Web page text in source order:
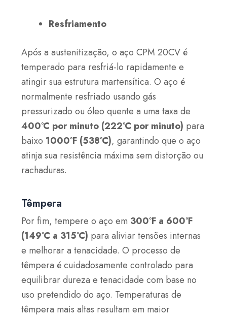
Resfriamento
Após a austenitização, o aço CPM 20CV é
temperado para resfriá-lo rapidamente e
atingir sua estrutura martensítica. O aço é
normalmente resfriado usando gás
pressurizado ou óleo quente a uma taxa de
400°C por minuto (222°C por minuto) para
baixo 1000°F (538°C), garantindo que o aço
atinja sua resistência máxima sem distorção ou
rachaduras.
Têmpera
Por fim, tempere o aço em 300°F a 600°F
(149°C a 315°C) para aliviar tensões internas
e melhorar a tenacidade. O processo de
têmpera é cuidadosamente controlado para
equilibrar dureza e tenacidade com base no
uso pretendido do aço. Temperaturas de
têmpera mais altas resultam em maior